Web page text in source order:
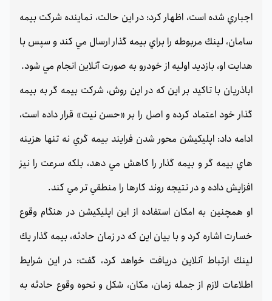
اجباري شده است،‌ اظهار كرد: در اين حالت، نماينده شركت بيمه
سامان،‌ لينك مربوطه را براي بيمه گذار ارسال مي كند و سپس با
هدايت او،‌ بازديد اوليه از خودرو به صورت آنلاين انجام مي شود.
اباذريان با تاكيد بر اين كه در اين روش، شركت بيمه گر به بيمه
گذار خود اعتماد كرده و اصل را بر «حسن نيت» قرار داده است،‌
ادامه داد: اپليكيشن محور شدن فرايند بيمه گري نه تنها هزينه
هاي بيمه گر و بيمه گذار را كاهش مي دهد، بلكه سرعت را نيز
افزايش داده و در نتيجه روند كارها را منطقي تر مي كند.
او همچنين به امكان استفاده از اين اپليكيشن در هنگام وقوع
خسارت اشاره كرد و با بيان اين كه در زمان حادثه، بيمه گذار يك
لينك ارتباط آنلاين دريافت خواهد كرد،‌ گفت: در اين شرايط
اطلاعات لازم از جمله زمان،‌ مكان،‌ شكل و نحوه وقوع حادثه به